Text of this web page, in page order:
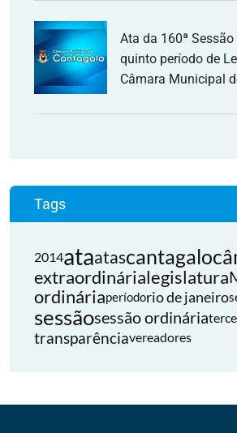
Ata da 160ª
quinto período de
Câmara Municipal
Tags
2014ataatascantagalo
extraordinárialegislatura
ordináriaperíodorio de janeiro
sessãosessão ordinária
transparênciavereadores